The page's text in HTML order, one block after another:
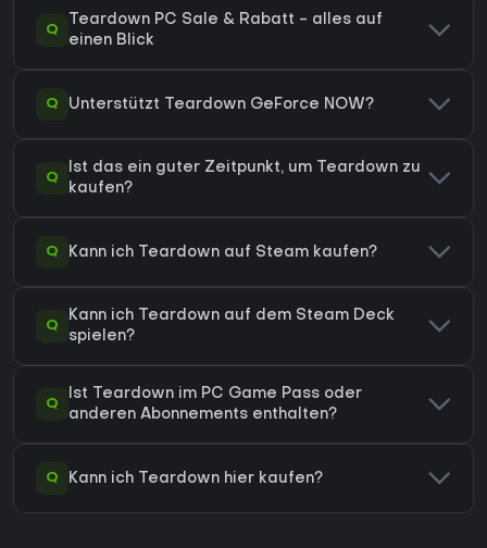
Q
Teardown PC Sale & Rabatt - alles auf
einen Blick
Q Unterstützt Teardown GeForce NOW?
Q
Ist das ein guter Zeitpunkt, um Teardown zu
kaufen?
Q Kann ich Teardown auf Steam kaufen?
Q
Kann ich Teardown auf dem Steam Deck
spielen?
Q
Ist Teardown im PC Game Pass oder
anderen Abonnements enthalten?
Q Kann ich Teardown hier kaufen?